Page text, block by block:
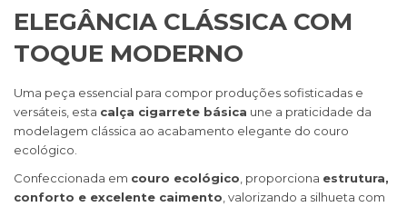
ELEGÂNCIA CLÁSSICA COM
TOQUE MODERNO
Uma peça essencial para compor produções sofisticadas e
versáteis, esta calça cigarrete básica une a praticidade da
modelagem clássica ao acabamento elegante do couro
ecológico.
Confeccionada em couro ecológico , proporciona estrutura,
conforto e excelente caimento , valorizando a silhueta com